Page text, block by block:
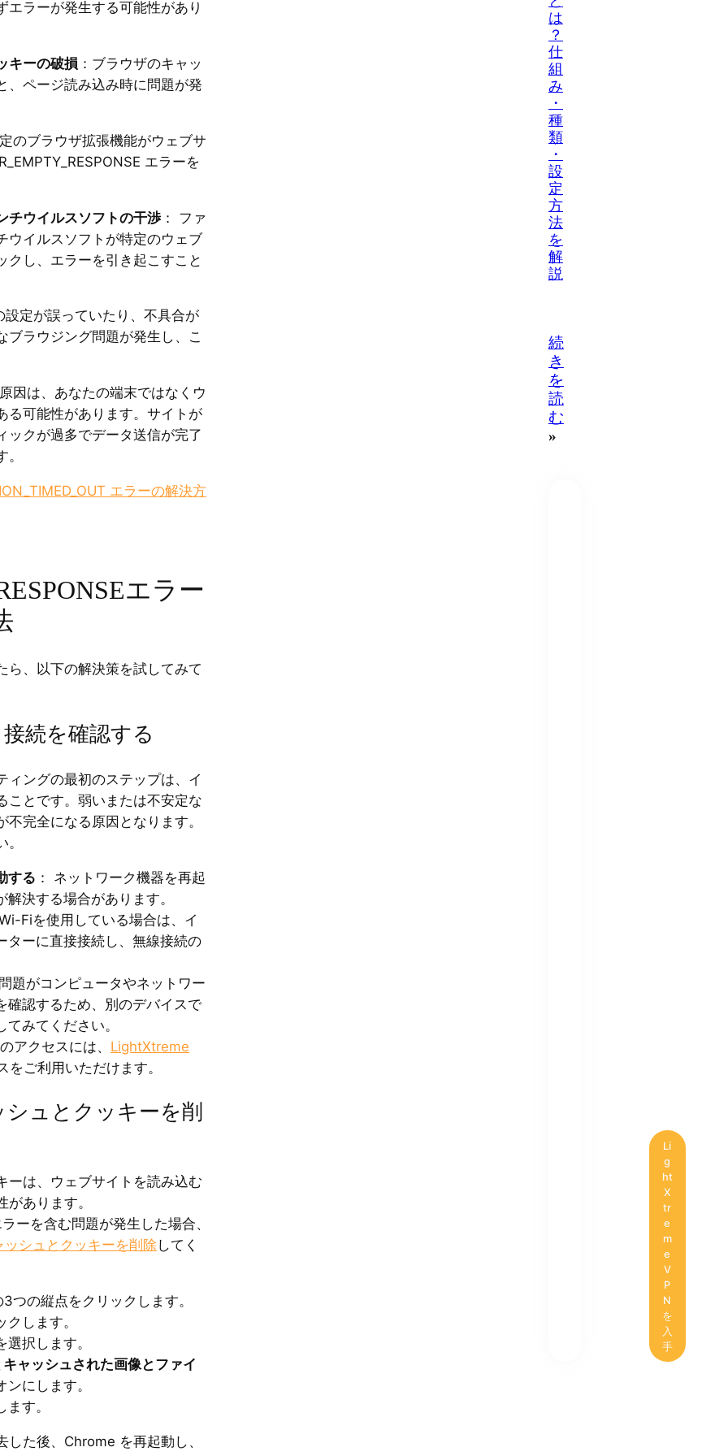
エラーが発生する可能性があり
キーの破損 ：ブラウザのキャッ
、ページ読み込み時に問題が発
のブラウザ拡張機能がウェブサ
エラーを
チウイルスソフトの干渉： ファ
ウイルスソフトが特定のウェブ
クし、エラーを引き起こすこと
定が誤っていたり、不具合が
ブラウジング問題が発生し、こ
因は、あなたの端末ではなくウ
る可能性があります。サイトが
ックが過多でデータ送信が完了
エラーの解決方
エラー
ら、以下の解決策を試してみて
続を確認する
ィングの最初のステップは、イ
ことです。弱いまたは不安定な
完全になる原因となります。
する ： ネットワーク機器を再起
決する場合があります。
Fiを使用している場合は、イ
ターに直接接続し、無線接続の
題がコンピュータやネットワー
確認するため、別のデバイスで
みてください。
アクセスには、 LightXtreme
をご利用いただけます。
シュとクッキーを削
ーは、ウェブサイトを読み込む
あります。
ーを含む問題が発生した場合、
シュとクッキーを削除 してく
つの縦点をクリックします。
クします。
選択します。
キャッシュされた画像とファイ
にします。
す。
た後、Chrome を再起動し、
は
？
仕
組
み
・
種
類
・
設
定
方
法
を
解
説
続
き
を
読
む
»
Li
g
ht
X
tr
e
m
e
V
P
N
を
入
手